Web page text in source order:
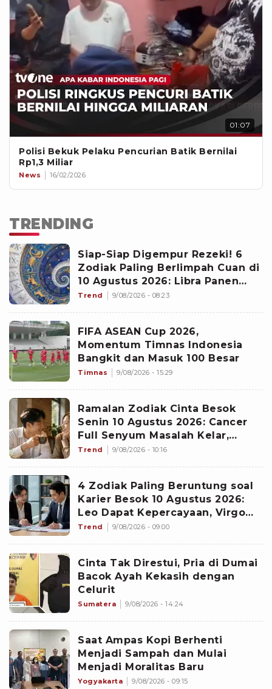
01:07
Polisi Bekuk Pelaku Pencurian Batik Bernilai
Rp1,3 Miliar
News 16/02/2026
TRENDING
Siap-Siap Digempur Rezeki! 6
Zodiak Paling Berlimpah Cuan di
10 Agustus 2026: Libra Panen
Proyek Emas
Trend 9/08/2026 - 08:23
FIFA ASEAN Cup 2026,
Momentum Timnas Indonesia
Bangkit dan Masuk 100 Besar
Timnas 9/08/2026 - 15:29
Ramalan Zodiak Cinta Besok
Senin 10 Agustus 2026: Cancer
Full Senyum Masalah Kelar,
Scorpio Awas Terprovokasi
Trend 9/08/2026 - 10:16
4 Zodiak Paling Beruntung soal
Karier Besok 10 Agustus 2026:
Leo Dapat Kepercayaan, Virgo
Makin Diperhitungkan
Trend 9/08/2026 - 09:00
Cinta Tak Direstui, Pria di Dumai
Bacok Ayah Kekasih dengan
Celurit
Sumatera 9/08/2026 - 14:24
Saat Ampas Kopi Berhenti
Menjadi Sampah dan Mulai
Menjadi Moralitas Baru
Yogyakarta 9/08/2026 - 09:15